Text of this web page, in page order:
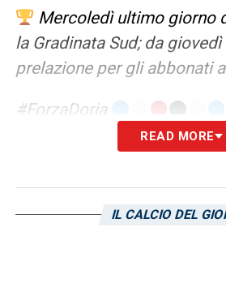
Mercoledì ultimo giorno
la Gradinata Sud; da giovedì
prelazione per gli abbonati
#ForzaDoria
READ MORE
IL CALCIO DEL